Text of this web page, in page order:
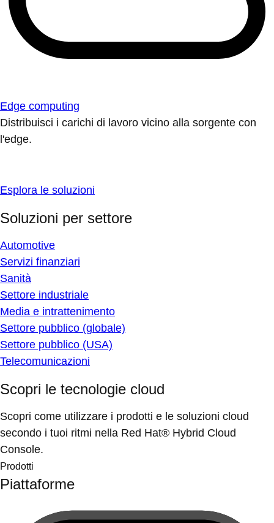
Edge computing
Distribuisci i carichi di lavoro vicino alla sorgente con
l'edge.
Esplora le soluzioni
Soluzioni per settore
Automotive
Servizi finanziari
Sanità
Settore industriale
Media e intrattenimento
Settore pubblico (globale)
Settore pubblico (USA)
Telecomunicazioni
Scopri le tecnologie cloud
Scopri come utilizzare i prodotti e le soluzioni cloud
secondo i tuoi ritmi nella Red Hat® Hybrid Cloud
Console.
Prodotti
Piattaforme